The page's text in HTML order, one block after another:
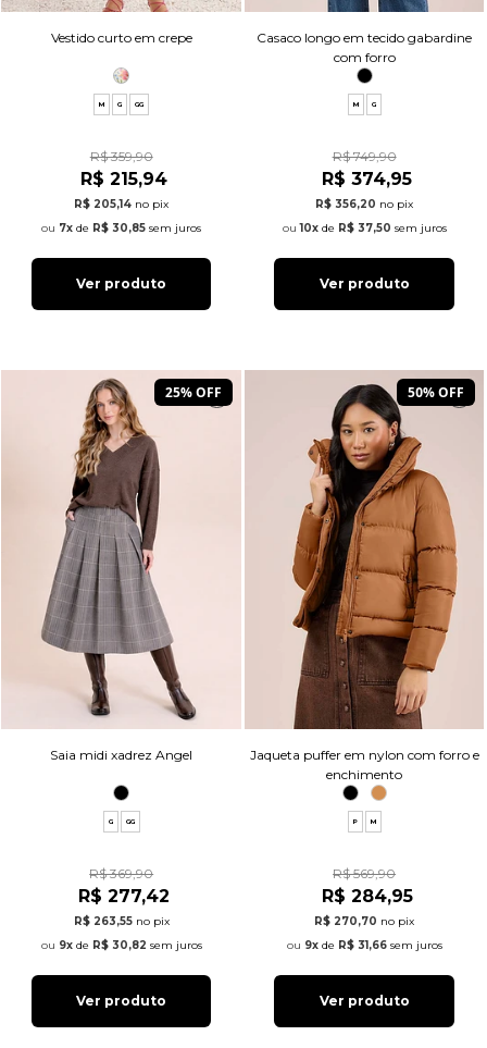
Vestido curto em crepe
M G GG
R$ 359,90
R$ 215,94
R$ 205,14 no pix
7x de R$ 30,85 sem juros
Ver produto
Casaco longo em tecido gabardine
com forro
M G
R$ 749,90
R$ 374,95
R$ 356,20 no pix
10xde R$ 37,50 sem juros
Ver produto
25% OFF
Saia midi xadrez Angel
G GG
R$ 369,90
R$ 277,42
R$ 263,55 no pix
9xde R$ 30,82 sem juros
Ver produto
50% OFF
Jaqueta puffer em nylon com forro e
enchimento
P M
R$ 569,90
R$ 284,95
R$ 270,70 no pix
9xde R$ 31,66sem juros
Ver produto